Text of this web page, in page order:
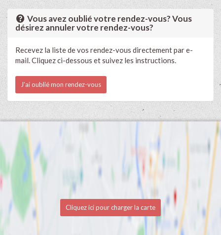
Vous avez oublié votre rendez-vous? Vous
désirez annuler votre rendez-vous?
Recevez la liste de vos rendez-vous directement par e-
mail. Cliquez ci-dessous et suivez les instructions.
J'ai oublié mon rendez-vous
Cliquez ici pour charger la carte